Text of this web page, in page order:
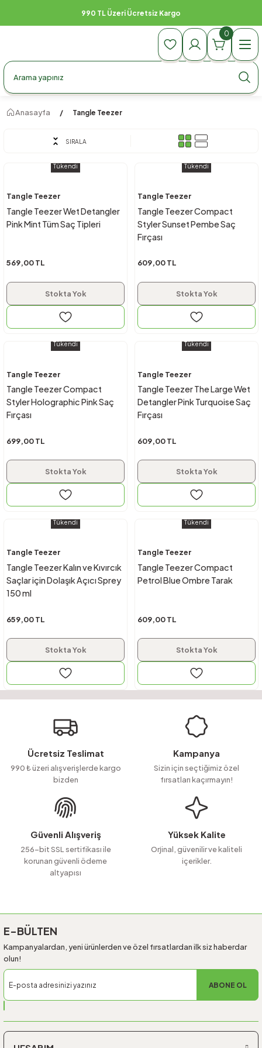
990 TL Üzeri Ücretsiz Kargo
0
Anasayfa Tangle Teezer
SIRALA
Tükendi
Tangle Teezer
Tangle Teezer Wet Detangler
Pink Mint Tüm Saç Tipleri
569,00 TL
Stokta Yok
Tükendi
Tangle Teezer
Tangle Teezer Compact
Styler Sunset Pembe Saç
Fırçası
609,00 TL
Stokta Yok
Tükendi
Tangle Teezer
Tangle Teezer Compact
Styler Holographic Pink Saç
Fırçası
699,00 TL
Stokta Yok
Tükendi
Tangle Teezer
Tangle Teezer The Large Wet
Detangler Pink Turquoise Saç
Fırçası
609,00 TL
Stokta Yok
Tükendi
Tangle Teezer
Tangle Teezer Kalın ve Kıvırcık
Saçlar için Dolaşık Açıcı Sprey
150 ml
659,00 TL
Stokta Yok
Tükendi
Tangle Teezer
Tangle Teezer Compact
Petrol Blue Ombre Tarak
609,00 TL
Stokta Yok
Ücretsiz Teslimat
990 ₺ üzeri alışverişlerde kargo
bizden
Kampanya
Sizin için seçtiğimiz özel
fırsatları kaçırmayın!
Güvenli Alışveriş
256-bit SSL sertifikası ile
korunan güvenli ödeme
altyapısı
Yüksek Kalite
Orjinal, güvenilir ve kaliteli
içerikler.
E-BÜLTEN
Kampanyalardan, yeni ürünlerden ve özel fırsatlardan ilk siz haberdar
olun!
ABONE OL